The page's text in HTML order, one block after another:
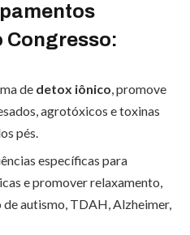
Congresso:
de detox iônico, promove
agrotóxicos e toxinas
pés.
específicas para
e promover relaxamento,
autismo, TDAH, Alzheimer,